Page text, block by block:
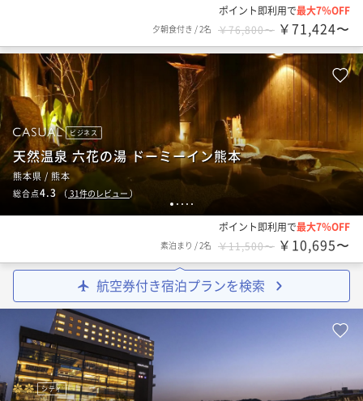
ポイント即利用で最大7％OFF
夕朝食付き /2名 ￥76,800〜 ￥71,424〜
1 2 3 4 5
ビジネス
天然温泉 六花の湯 ドーミーイン熊本
熊本県 / 熊本
総合点4.3 （ 31件のレビュー ）
ポイント即利用で最大7％OFF
素泊まり /2名 ￥11,500〜 ￥10,695〜
航空券付き宿泊プランを検索
シティ